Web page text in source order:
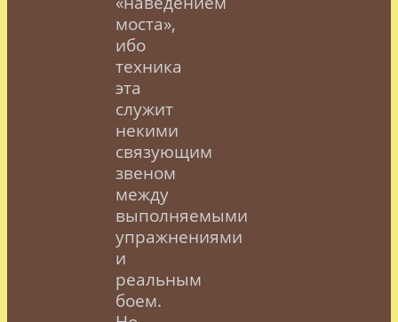
моста»,
ибо
техника
эта
служит
некими
связующим
звеном
между
выполняемыми
упражнениями
и
реальным
боем.